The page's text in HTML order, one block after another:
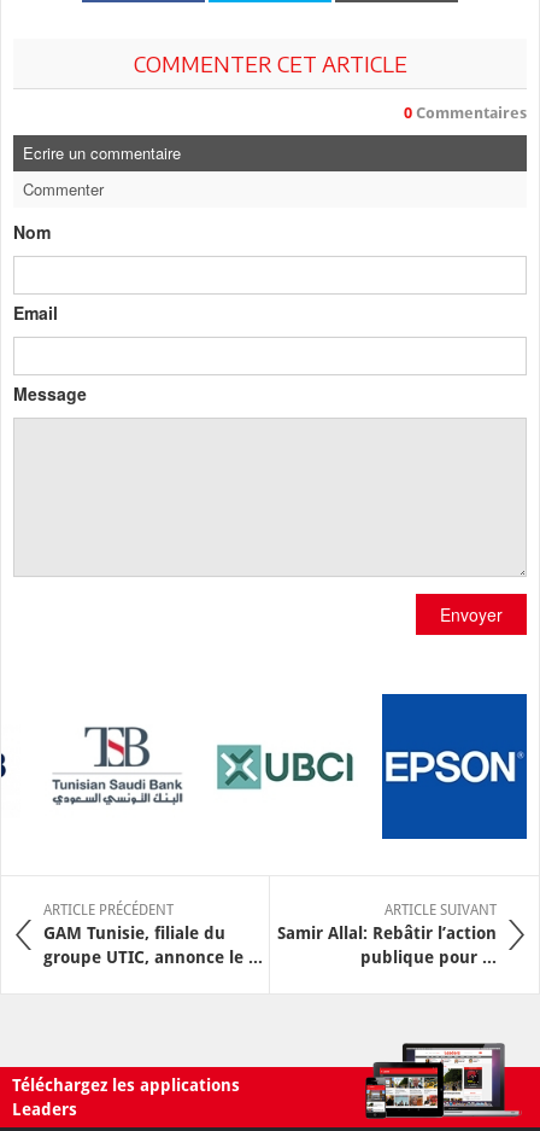
COMMENTER CET ARTICLE
0 Commentaires
Ecrire un commentaire
Commenter
Nom
Email
Message
Envoyer
ARTICLE PRÉCÉDENT
GAM Tunisie, filiale du
groupe UTIC, annonce le ...
ARTICLE SUIVANT
Samir Allal: Rebâtir l’action
publique pour ...
Téléchargez les applications
Leaders